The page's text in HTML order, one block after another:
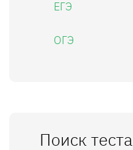
ЕГЭ
ОГЭ
Поиск теста